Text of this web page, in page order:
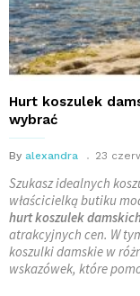
Hurt koszulek
wybrać
By alexandra 23
Szukasz idealnych
właścicielką butiku
hurt koszulek
atrakcyjnych cen. W
koszulki damskie w
wskazówek, które